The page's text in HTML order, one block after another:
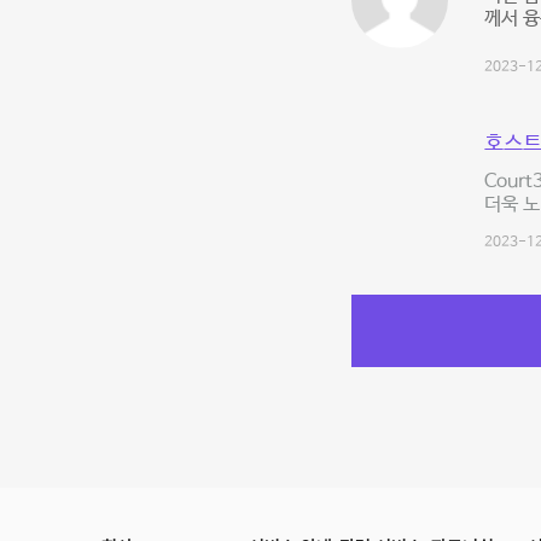
께서
2023-
호스
더욱
2023-